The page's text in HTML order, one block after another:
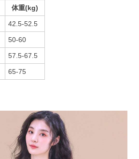
体重(kg)
42.5-52.5
50-60
57.5-67.5
65-75